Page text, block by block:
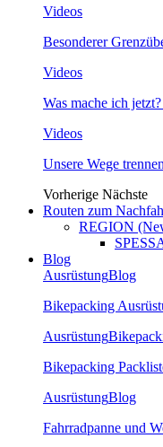
Videos
Besonderer
Videos
Was mache ich
Videos
Unsere Wege
Vorherige Nächste
Routen zum
REGION
Blog
AusrüstungBlog
Bikepacking
Ausrüstung
Bikepacking
AusrüstungBlog
Fahrradpanne und